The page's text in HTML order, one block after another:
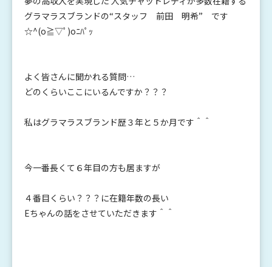
グラマラスブランドの“スタッフ 前田 明希” です
☆^(o≧▽ﾟ)oﾆﾊﾟｯ
よく皆さんに聞かれる質問…
どのくらいここにいるんですか？？？
私はグラマラスブランド歴３年と５か月です＾＾
今一番長くて６年目の方も居ますが
４番目くらい？？？に在籍年数の長い
Eちゃんの話をさせていただきます＾＾